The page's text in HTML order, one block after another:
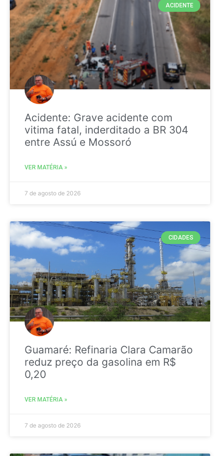
ACIDENTE
Acidente: Grave acidente com
vitima fatal, inderditado a BR 304
entre Assú e Mossoró
VER MATÉRIA »
7 de agosto de 2026
CIDADES
Guamaré: Refinaria Clara Camarão
reduz preço da gasolina em R$
0,20
VER MATÉRIA »
7 de agosto de 2026